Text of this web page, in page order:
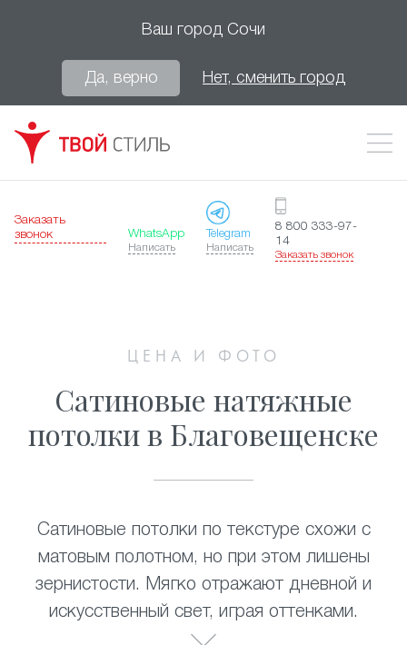
Ваш город Сочи
Да, верно Нет, сменить город
Заказать
звонок
WhatsApp
Написать
Telegram
Написать
8 800 333-97-
14
Заказать звонок
ЦЕНА И ФОТО
Сатиновые натяжные
потолки в Благовещенске
Сатиновые потолки по текстуре схожи с
матовым полотном, но при этом лишены
зернистости. Мягко отражают дневной и
искусственный свет, играя оттенками.